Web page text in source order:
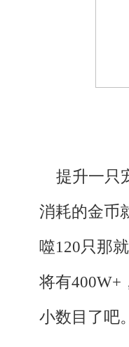
提升一只
消耗的金币
噬120只那
将有400W+
小数目了吧